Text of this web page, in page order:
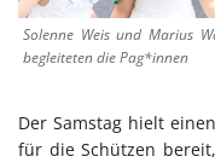
Solenne Weis und Marius
begleiteten die Pag*innen
Der Samstag hielt
für die Schützen